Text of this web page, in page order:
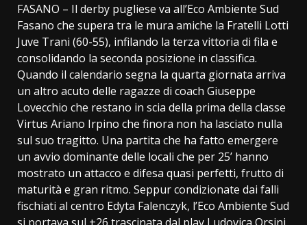
FASANO – Il derby pugliese va all’Eco Ambiente Sud
Fasano che supera tra le mura amiche la Fratelli Lotti
Juve Trani (60-55), infilando la terza vittoria di fila e
consolidando la seconda posizione in classifica.
Quando il calendario segna la quarta giornata arriva
un altro acuto delle ragazze di coach Giuseppe
Lovecchio che restano in scia della prima della classe
Virtus Ariano Irpino che finora non ha lasciato nulla
sul suo tragitto. Una partita che ha fatto emergere
un avvio dominante delle locali che per 25’ hanno
mostrato un attacco e difesa quasi perfetti, frutto di
maturità e gran ritmo. Seppur condizionate dai falli
fischiati al centro Edyta Falenczyk, l’Eco Ambiente Sud
si portava sul +26 trascinata dal play Ludovica Orsini.